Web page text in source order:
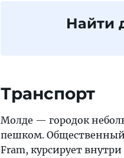
Найти
Транспорт
Молде — городок
пешком. Общественный
Fram, курсирует